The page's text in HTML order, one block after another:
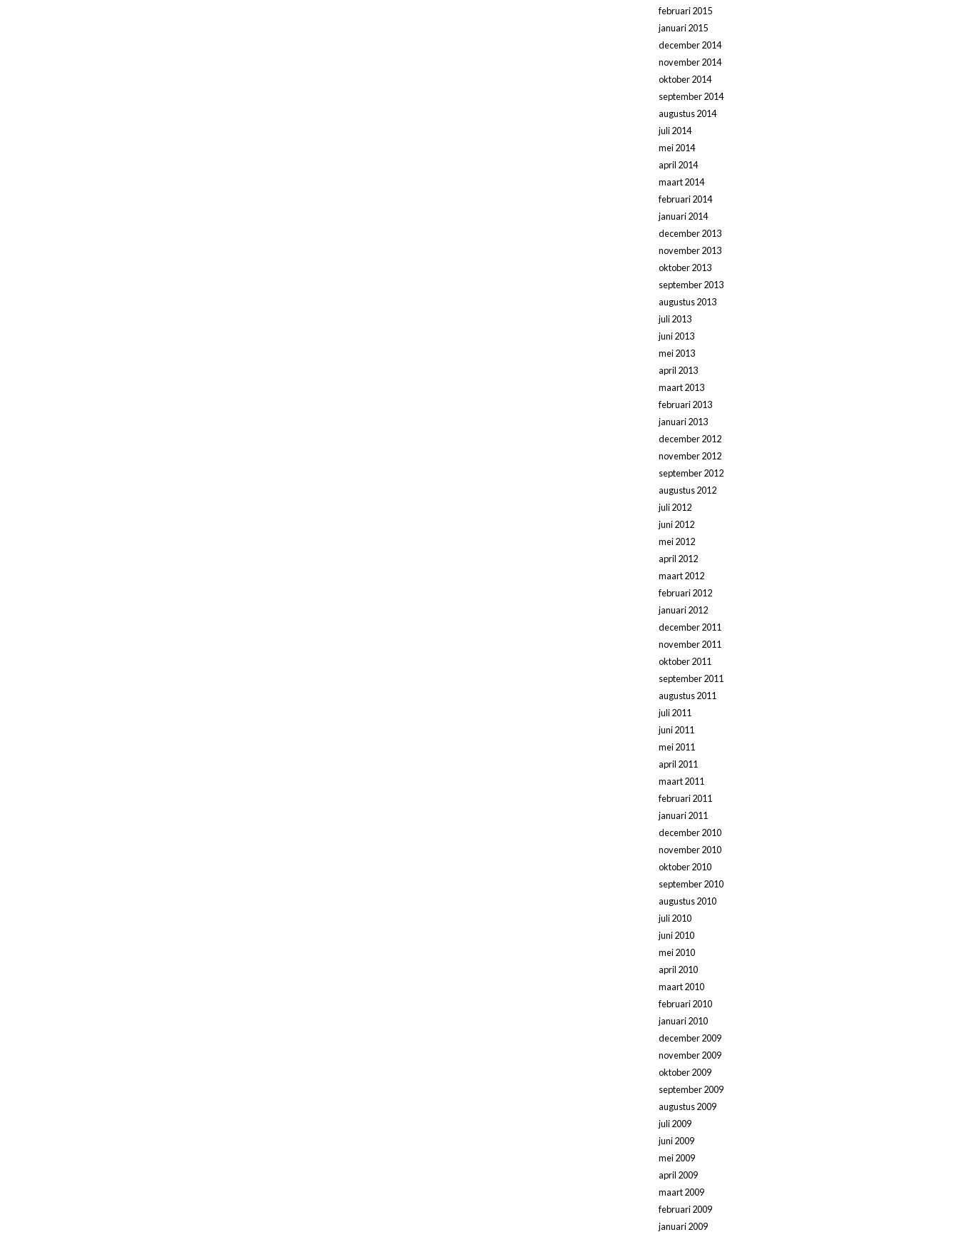
februari 2015
januari 2015
december 2014
november 2014
oktober 2014
september 2014
augustus 2014
juli 2014
mei 2014
april 2014
maart 2014
februari 2014
januari 2014
december 2013
november 2013
oktober 2013
september 2013
augustus 2013
juli 2013
juni 2013
mei 2013
april 2013
maart 2013
februari 2013
januari 2013
december 2012
november 2012
september 2012
augustus 2012
juli 2012
juni 2012
mei 2012
april 2012
maart 2012
februari 2012
januari 2012
december 2011
november 2011
oktober 2011
september 2011
augustus 2011
juli 2011
juni 2011
mei 2011
april 2011
maart 2011
februari 2011
januari 2011
december 2010
november 2010
oktober 2010
september 2010
augustus 2010
juli 2010
juni 2010
mei 2010
april 2010
maart 2010
februari 2010
januari 2010
december 2009
november 2009
oktober 2009
september 2009
augustus 2009
juli 2009
juni 2009
mei 2009
april 2009
maart 2009
februari 2009
januari 2009